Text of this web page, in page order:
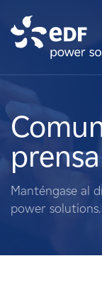
Sobre nosotros
Qué hacemos
Terratenientes
prensa
Manténgase al
power solutions.